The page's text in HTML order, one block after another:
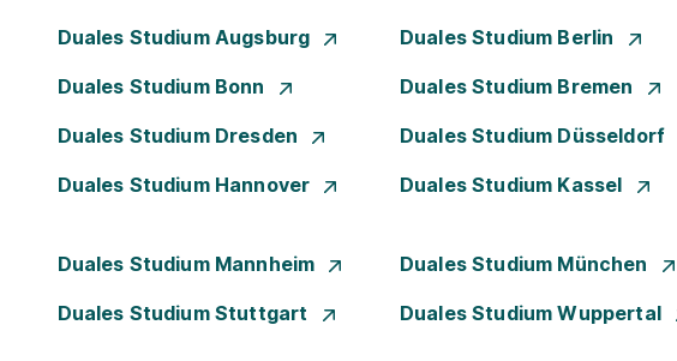
Duales Studium Augsburg Duales Studium Berlin
Duales Studium Bonn Duales Studium Bremen
Duales Studium Dresden Duales Studium Düsseldorf
Duales Studium Hannover Duales Studium Kassel
Duales Studium Mannheim Duales Studium München
Duales Studium Stuttgart Duales Studium Wuppertal